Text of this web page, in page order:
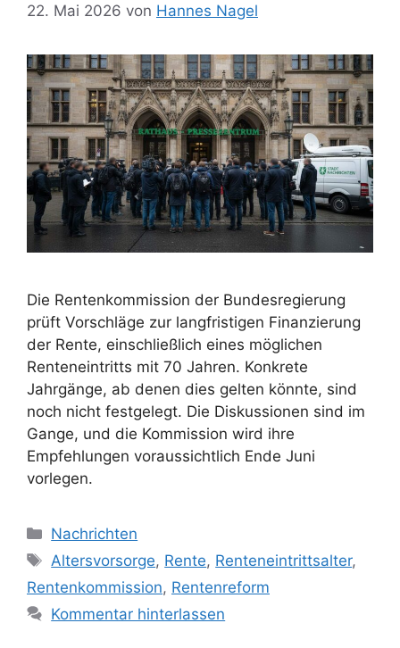
22. Mai 2026 von Hannes Nagel
Die Rentenkommission der Bundesregierung
prüft Vorschläge zur langfristigen Finanzierung
der Rente, einschließlich eines möglichen
Renteneintritts mit 70 Jahren. Konkrete
Jahrgänge, ab denen dies gelten könnte, sind
noch nicht festgelegt. Die Diskussionen sind im
Gange, und die Kommission wird ihre
Empfehlungen voraussichtlich Ende Juni
vorlegen.
Kategorien
Nachrichten
Schlagwörter
Altersvorsorge, Rente, Renteneintrittsalter,
Rentenkommission, Rentenreform
Kommentar hinterlassen